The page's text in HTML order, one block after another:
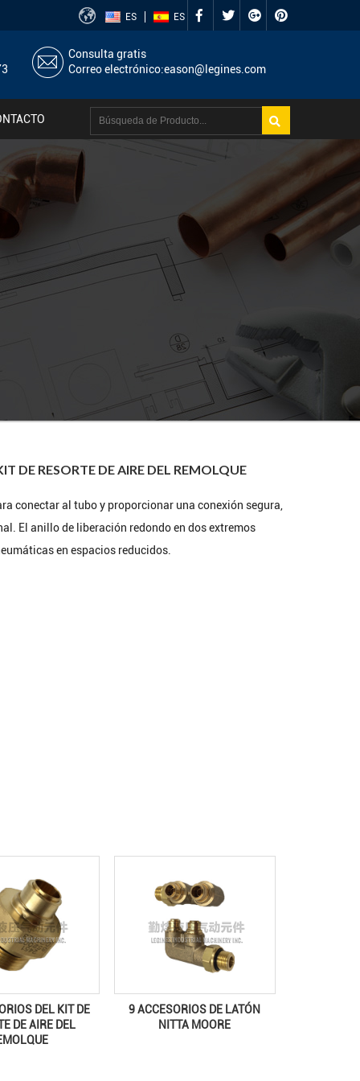
ES ES
Consulta gratis
Correo electrónico:eason@legines.com
DE RESORTE DE AIRE DEL REMOLQUE
conectar al tubo y proporcionar una conexión segura,
El anillo de liberación redondo en dos extremos
en espacios reducidos.
DEL KIT DE
DE AIRE DEL
9 ACCESORIOS DE LATÓN
NITTA MOORE